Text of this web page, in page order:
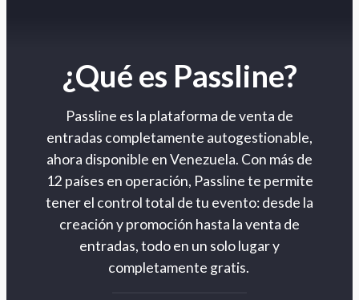
¿Qué es Passline?
Passline es la plataforma de venta de
entradas completamente autogestionable,
ahora disponible en Venezuela. Con más de
12 países en operación, Passline te permite
tener el control total de tu evento: desde la
creación y promoción hasta la venta de
entradas, todo en un solo lugar y
completamente gratis.